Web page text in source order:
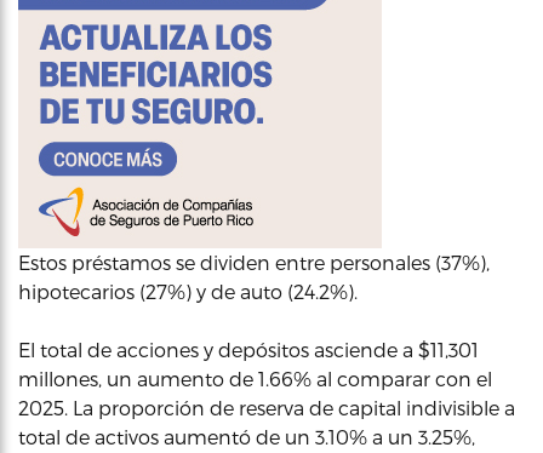
Estos préstamos se dividen entre personales (37%),
hipotecarios (27%) y de auto (24.2%).
El total de acciones y depósitos asciende a $11,301
millones, un aumento de 1.66% al comparar con el
2025. La proporción de reserva de capital indivisible a
total de activos aumentó de un 3.10% a un 3.25%,